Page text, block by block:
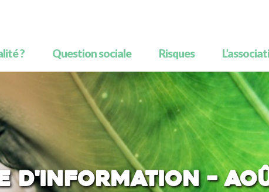
? Question sociale Risques
d'information –